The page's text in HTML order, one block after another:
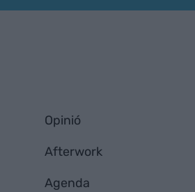
Opinió
Afterwork
Agenda